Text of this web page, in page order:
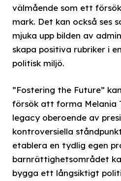
välmående som ett
mark. Det kan också ses
mjuka upp bilden av
skapa positiva rubriker i
politisk miljö.
”Fostering the Future”
försök att forma Melania
legacy oberoende av
kontroversiella
etablera en tydlig egen
barnrättighetsområdet
bygga ett långsiktigt